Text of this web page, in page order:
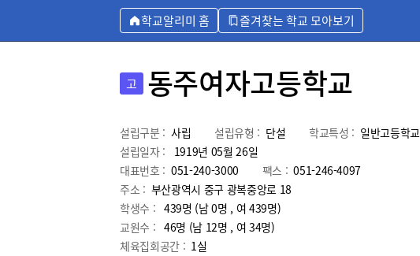
학교알리미 홈 즐겨찾는 학교 모아보기
고 동주여자고등학교
설립구분 : 사립 설립유형 : 단설 학교특성 : 일반고등학교
설립일자 :
1919년 05월 26일
대표번호 : 051-240-3000 팩스 : 051-246-4097
주소 : 부산광역시 중구 광복중앙로 18
학생수 : 439명 (남 0명 , 여 439명)
교원수 : 46명 (남 12명 , 여 34명)
체육집회공간 : 1실